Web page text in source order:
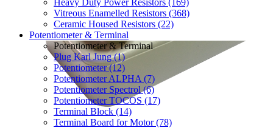
Heavy Duty Power Resistors (169)
Vitreous Enamelled Resistors (368)
Ceramic Housed Resistors (22)
Potentiometer & Terminal
Potentiometer & Terminal
Plug Karl Jung (1)
Potentiometer (12)
Potentiometer ALPHA (7)
Potentiometer Spectrol (6)
Potentiometer TOCOS (17)
Terminal Block (14)
Terminal Board for Motor (78)